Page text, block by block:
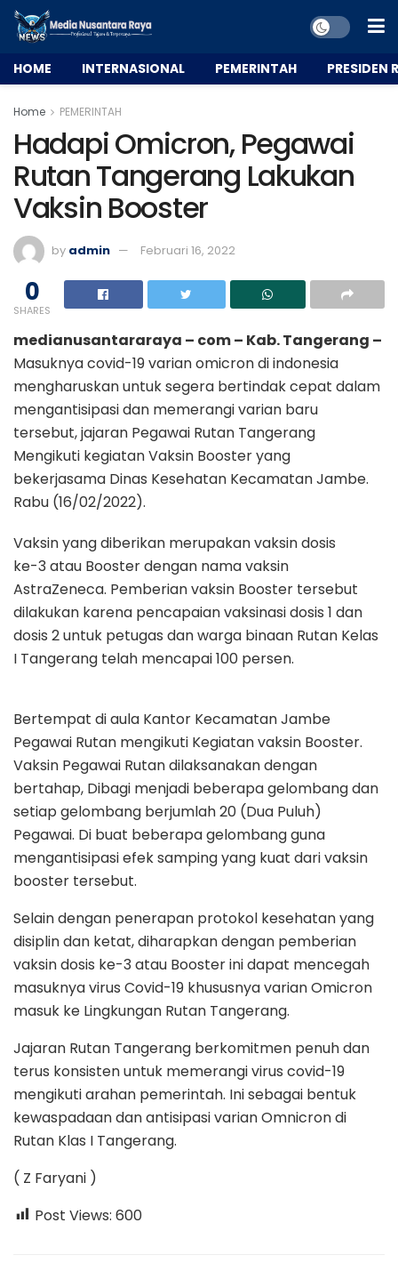
HOME INTERNASIONAL PEMERINTAH PRESIDEN
Home PEMERINTAH
Hadapi Omicron, Pegawai
Rutan Tangerang Lakukan
Vaksin Booster
by admin Februari 16, 2022
0
SHARES
medianusantararaya – com – Kab. Tangerang –
Masuknya covid-19 varian omicron di indonesia
mengharuskan untuk segera bertindak cepat dalam
mengantisipasi dan memerangi varian baru
tersebut, jajaran Pegawai Rutan Tangerang
Mengikuti kegiatan Vaksin Booster yang
bekerjasama Dinas Kesehatan Kecamatan Jambe.
Rabu (16/02/2022).
Vaksin yang diberikan merupakan vaksin dosis
ke-3 atau Booster dengan nama vaksin
AstraZeneca. Pemberian vaksin Booster tersebut
dilakukan karena pencapaian vaksinasi dosis 1 dan
dosis 2 untuk petugas dan warga binaan Rutan Kelas
I Tangerang telah mencapai 100 persen.
Bertempat di aula Kantor Kecamatan Jambe
Pegawai Rutan mengikuti Kegiatan vaksin Booster.
Vaksin Pegawai Rutan dilaksanakan dengan
bertahap, Dibagi menjadi beberapa gelombang dan
setiap gelombang berjumlah 20 (Dua Puluh)
Pegawai. Di buat beberapa gelombang guna
mengantisipasi efek samping yang kuat dari vaksin
booster tersebut.
Selain dengan penerapan protokol kesehatan yang
disiplin dan ketat, diharapkan dengan pemberian
vaksin dosis ke-3 atau Booster ini dapat mencegah
masuknya virus Covid-19 khususnya varian Omicron
masuk ke Lingkungan Rutan Tangerang.
Jajaran Rutan Tangerang berkomitmen penuh dan
terus konsisten untuk memerangi virus covid-19
mengikuti arahan pemerintah. Ini sebagai bentuk
kewaspadaan dan antisipasi varian Omnicron di
Rutan Klas I Tangerang.
( Z Faryani )
Post Views: 600